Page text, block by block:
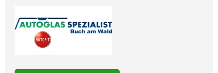
FAQ
Lexikon
Ist Ihre Werkstatt schon dabei?